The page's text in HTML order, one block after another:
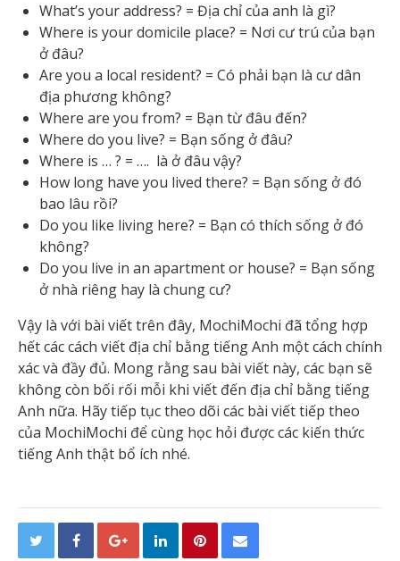
What’s your address? = Địa chỉ của anh là gì?
Where is your domicile place? = Nơi cư trú của bạn
ở đâu?
Are you a local resident? = Có phải bạn là cư dân
địa phương không?
Where are you from? = Bạn từ đâu đến?
Where do you live? = Bạn sống ở đâu?
Where is … ? = …. là ở đâu vậy?
How long have you lived there? = Bạn sống ở đó
bao lâu rồi?
Do you like living here? = Bạn có thích sống ở đó
không?
Do you live in an apartment or house? = Bạn sống
ở nhà riêng hay là chung cư?
Vậy là với bài viết trên đây, MochiMochi đã tổng hợp
hết các cách viết địa chỉ bằng tiếng Anh một cách chính
xác và đầy đủ. Mong rằng sau bài viết này, các bạn sẽ
không còn bối rối mỗi khi viết đến địa chỉ bằng tiếng
Anh nữa. Hãy tiếp tục theo dõi các bài viết tiếp theo
của MochiMochi để cùng học hỏi được các kiến thức
tiếng Anh thật bổ ích nhé.